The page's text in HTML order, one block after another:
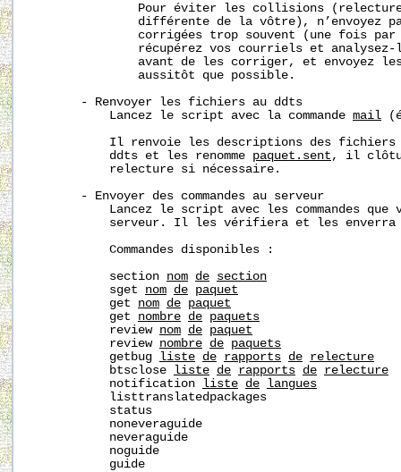
Pour éviter les collisions
différente de la vôtre), n’envoyez
corrigées trop souvent (une fois
récupérez vos courriels et
avant de les corriger, et envoyez
               aussitôt que possible.
       - Renvoyer les fichiers au ddts
           Lancez le script avec la commande
mail
Il renvoie les descriptions des
           ddts et les renomme
paquet.sent , il
           relecture si nécessaire.
       - Envoyer des commandes au serveur
Lancez le script avec les commandes que
serveur. Il les vérifiera et les enverra
           Commandes disponibles :
           section
nom de section
           sget
nom de paquet
           get
nom de paquet
           get
nombre de paquets
           review
nom de paquet
           review
nombre de paquets
           getbug
liste de rapports de relecture
           btsclose
liste de rapports de relecture
           notification
liste de
langues
           listtranslatedpackages
           status
           noneveraguide
           neveraguide
           noguide
           guide